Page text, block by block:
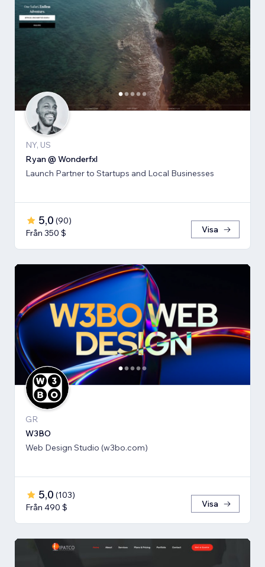
NY, US
Ryan @ Wonderfxl
Launch Partner to Startups and Local Businesses
5,0 (90)
Från 350 $
Visa
GR
W3BO
Web Design Studio (w3bo.com)
5,0 (103)
Från 490 $
Visa